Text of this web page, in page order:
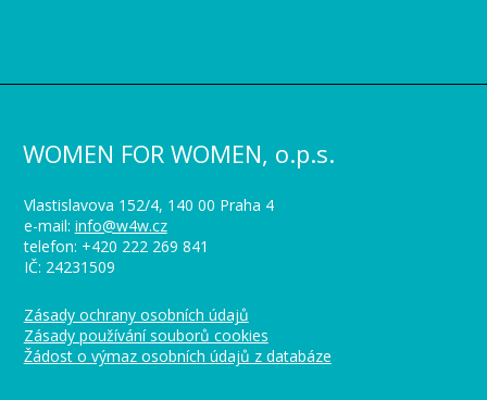
WOMEN FOR WOMEN, o.p.s.
Vlastislavova 152/4, 140 00 Praha 4
e-mail: info@w4w.cz
telefon: +420 222 269 841
IČ: 24231509
Zásady ochrany osobních údajů
Zásady používání souborů cookies
Žádost o výmaz osobních údajů z databáze